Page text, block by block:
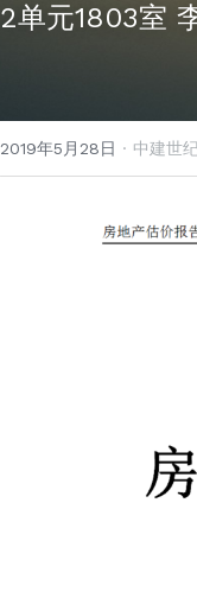
2单元1803室
2019年5月28日 · 中建世